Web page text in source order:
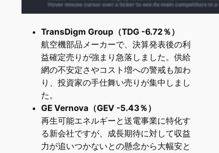
TransDigm Group（TDG -6.72％）
航空機部品メーカーで、決算発表後の利
益確定売りが強まり急落しました。供給
網の不安定さやコスト増への警戒も加わ
り、投資家の手仕舞い売りが集中しまし
た。
GE Vernova（GEV -5.43％）
再生可能エネルギーと送電事業に特化す
る新会社ですが、成長期待に対して収益
力が追いつかないとの懸念から大幅安と